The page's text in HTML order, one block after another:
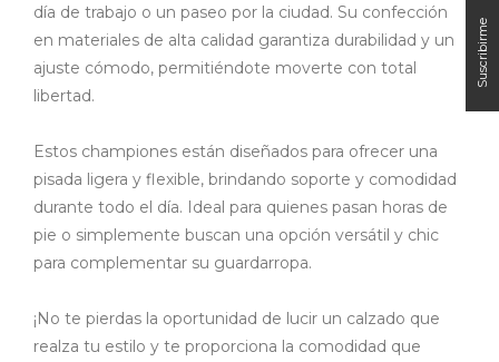
día de trabajo o un paseo por la ciudad. Su confección
en materiales de alta calidad garantiza durabilidad y un
ajuste cómodo, permitiéndote moverte con total
libertad.
Estos championes están diseñados para ofrecer una
pisada ligera y flexible, brindando soporte y comodidad
durante todo el día. Ideal para quienes pasan horas de
pie o simplemente buscan una opción versátil y chic
para complementar su guardarropa.
¡No te pierdas la oportunidad de lucir un calzado que
realza tu estilo y te proporciona la comodidad que